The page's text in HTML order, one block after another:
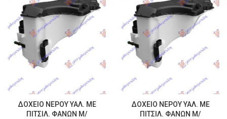
ΔΟΧΕΙΟ ΝΕΡΟΥ ΥΑΛ. ΜΕ
ΠΙΤΣΙΛ. ΦΑΝΩΝ Μ/
ΔΟΧΕΙΟ ΝΕΡΟΥ ΥΑΛ. ΜΕ
ΠΙΤΣΙΛ. ΦΑΝΩΝ Μ/